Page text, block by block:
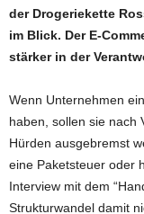
der Drogeriekette
im Blick. Der E-
stärker in der
Wenn Unternehmen
haben, sollen sie nach
Hürden ausgebremst
eine Paketsteuer oder
Interview mit dem
Strukturwandel damit